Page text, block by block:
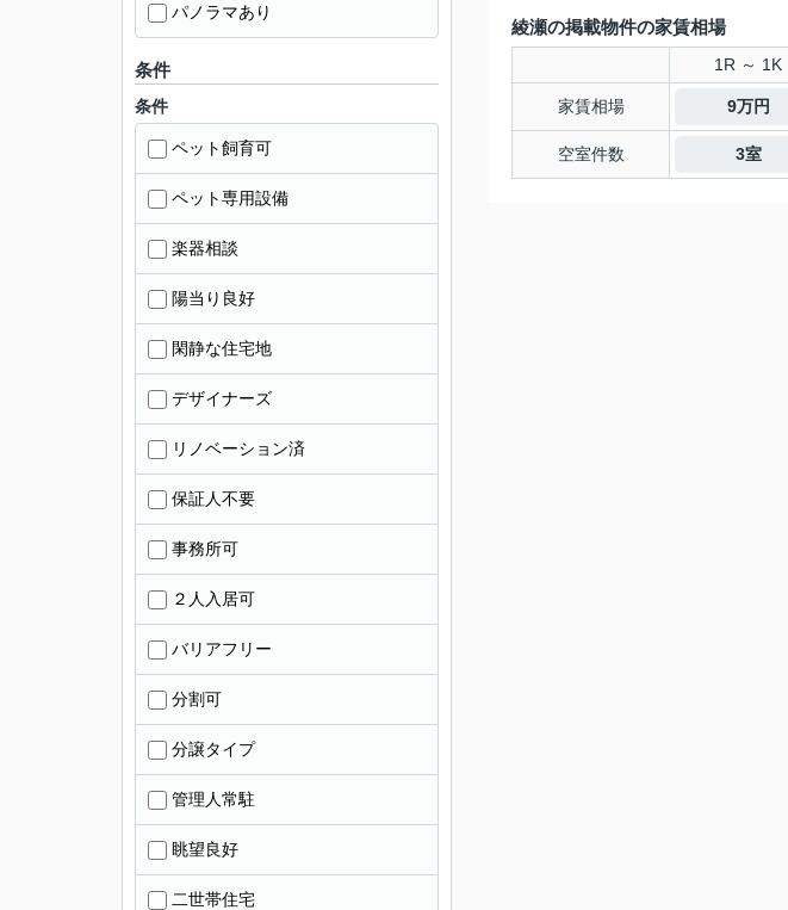
綾瀬の掲載物件の家賃相場
1R ～ 1K
家賃相場 9万円
空室件数 3室
パノラマあり
条件
条件
ペット飼育可
ペット専用設備
楽器相談
陽当り良好
閑静な住宅地
デザイナーズ
リノベーション済
保証人不要
事務所可
２人入居可
バリアフリー
分割可
分譲タイプ
管理人常駐
眺望良好
二世帯住宅